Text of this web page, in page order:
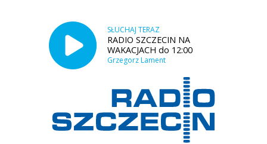
SŁUCHAJ TERAZ
RADIO SZCZECIN NA
WAKACJACH do 12:00
Grzegorz Lament